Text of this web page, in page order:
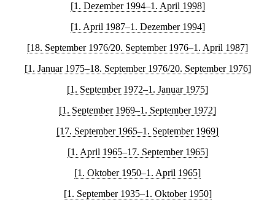
[1. Dezember 1994–1. April 1998]
[1. April 1987–1. Dezember 1994]
[18. September 1976/20. September 1976–1. April 1987]
[1. Januar 1975–18. September 1976/20. September 1976]
[1. September 1972–1. Januar 1975]
[1. September 1969–1. September 1972]
[17. September 1965–1. September 1969]
[1. April 1965–17. September 1965]
[1. Oktober 1950–1. April 1965]
[1. September 1935–1. Oktober 1950]